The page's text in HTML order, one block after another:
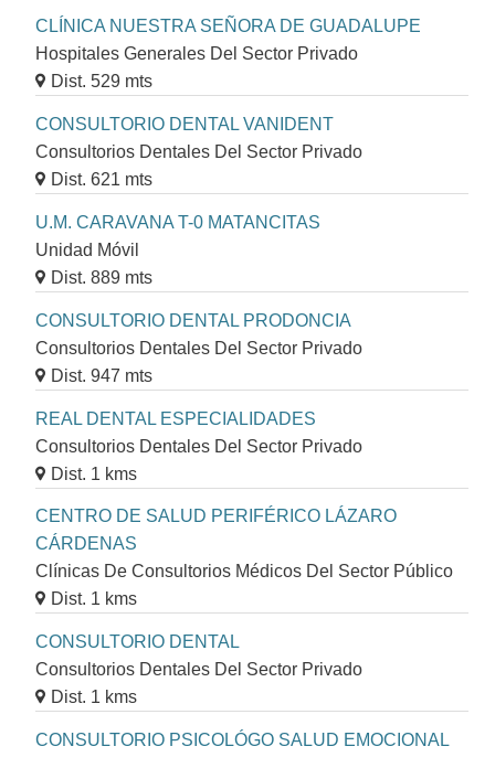
CLÍNICA NUESTRA SEÑORA DE GUADALUPE
Hospitales Generales Del Sector Privado
Dist. 529 mts
CONSULTORIO DENTAL VANIDENT
Consultorios Dentales Del Sector Privado
Dist. 621 mts
U.M. CARAVANA T-0 MATANCITAS
Unidad Móvil
Dist. 889 mts
CONSULTORIO DENTAL PRODONCIA
Consultorios Dentales Del Sector Privado
Dist. 947 mts
REAL DENTAL ESPECIALIDADES
Consultorios Dentales Del Sector Privado
Dist. 1 kms
CENTRO DE SALUD PERIFÉRICO LÁZARO
CÁRDENAS
Clínicas De Consultorios Médicos Del Sector Público
Dist. 1 kms
CONSULTORIO DENTAL
Consultorios Dentales Del Sector Privado
Dist. 1 kms
CONSULTORIO PSICOLÓGO SALUD EMOCIONAL